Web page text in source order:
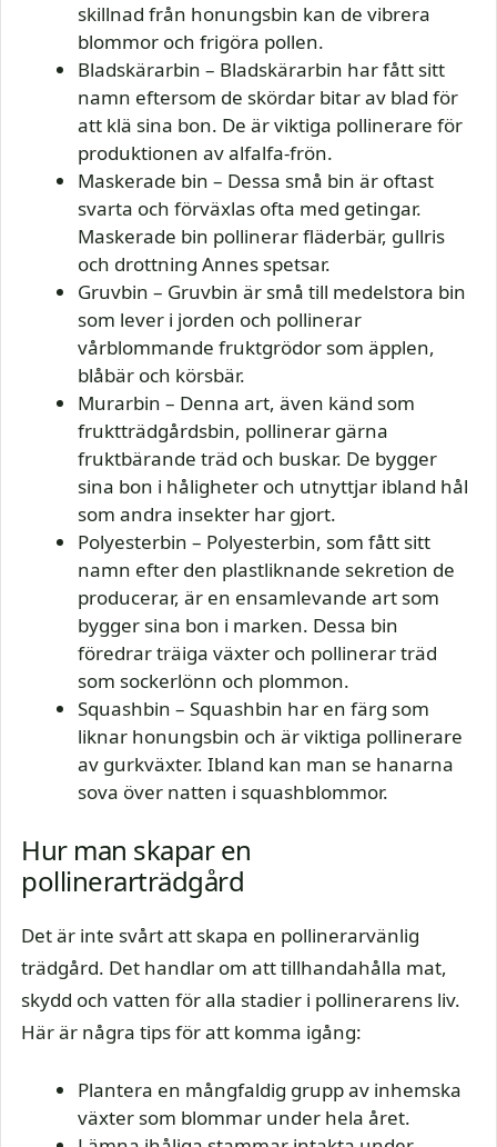
skillnad från honungsbin kan de vibrera
blommor och frigöra pollen.
Bladskärarbin – Bladskärarbin har fått sitt
namn eftersom de skördar bitar av blad för
att klä sina bon. De är viktiga pollinerare för
produktionen av alfalfa-frön.
Maskerade bin – Dessa små bin är oftast
svarta och förväxlas ofta med getingar.
Maskerade bin pollinerar fläderbär, gullris
och drottning Annes spetsar.
Gruvbin – Gruvbin är små till medelstora bin
som lever i jorden och pollinerar
vårblommande fruktgrödor som äpplen,
blåbär och körsbär.
Murarbin – Denna art, även känd som
fruktträdgårdsbin, pollinerar gärna
fruktbärande träd och buskar. De bygger
sina bon i håligheter och utnyttjar ibland hål
som andra insekter har gjort.
Polyesterbin – Polyesterbin, som fått sitt
namn efter den plastliknande sekretion de
producerar, är en ensamlevande art som
bygger sina bon i marken. Dessa bin
föredrar träiga växter och pollinerar träd
som sockerlönn och plommon.
Squashbin – Squashbin har en färg som
liknar honungsbin och är viktiga pollinerare
av gurkväxter. Ibland kan man se hanarna
sova över natten i squashblommor.
Hur man skapar en
pollinerarträdgård
Det är inte svårt att skapa en pollinerarvänlig
trädgård. Det handlar om att tillhandahålla mat,
skydd och vatten för alla stadier i pollinerarens liv.
Här är några tips för att komma igång:
Plantera en mångfaldig grupp av inhemska
växter som blommar under hela året.